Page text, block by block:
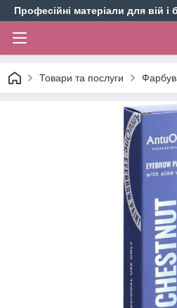
Професійні матеріали для вій і
Товари та послуги